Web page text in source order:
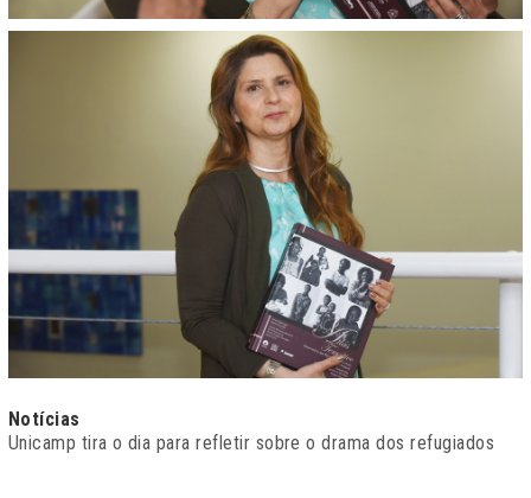
Notícias
Unicamp tira o dia para refletir sobre o drama dos refugiados